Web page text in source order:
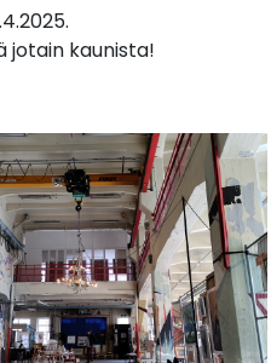
jotain kaunista!